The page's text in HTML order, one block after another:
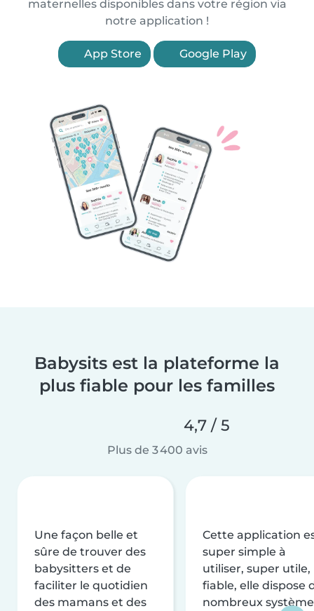
maternelles disponibles dans votre région via
notre application !
App Store Google Play
Babysits est la plateforme la
plus fiable pour les familles
4,7 / 5
Plus de 3 400 avis
Une façon belle et
sûre de trouver des
babysitters et de
faciliter le quotidien
des mamans et des
Cette application
super simple à
utiliser, super utile,
fiable, elle dispose
nombreux